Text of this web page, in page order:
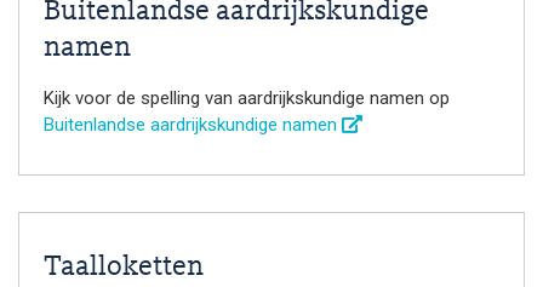
Buitenlandse aardrijkskundige
namen
Kijk voor de spelling van aardrijkskundige namen op
Buitenlandse aardrijkskundige namen
Taalloketten